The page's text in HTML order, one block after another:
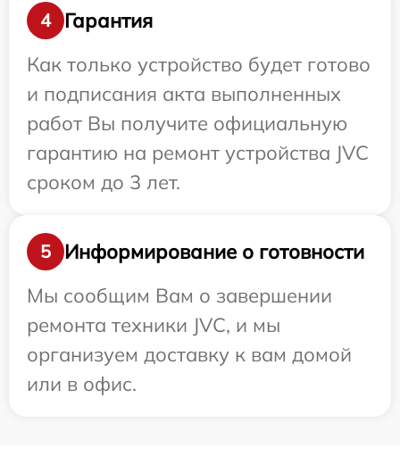
4
Гарантия
Как только устройство будет готово
и подписания акта выполненных
работ Вы получите официальную
гарантию на ремонт устройства JVC
сроком до 3 лет.
5
Информирование о готовности
Мы сообщим Вам о завершении
ремонта техники JVC, и мы
организуем доставку к вам домой
или в офис.